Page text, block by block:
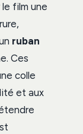
film une
ruban
Ces
colle
et aux